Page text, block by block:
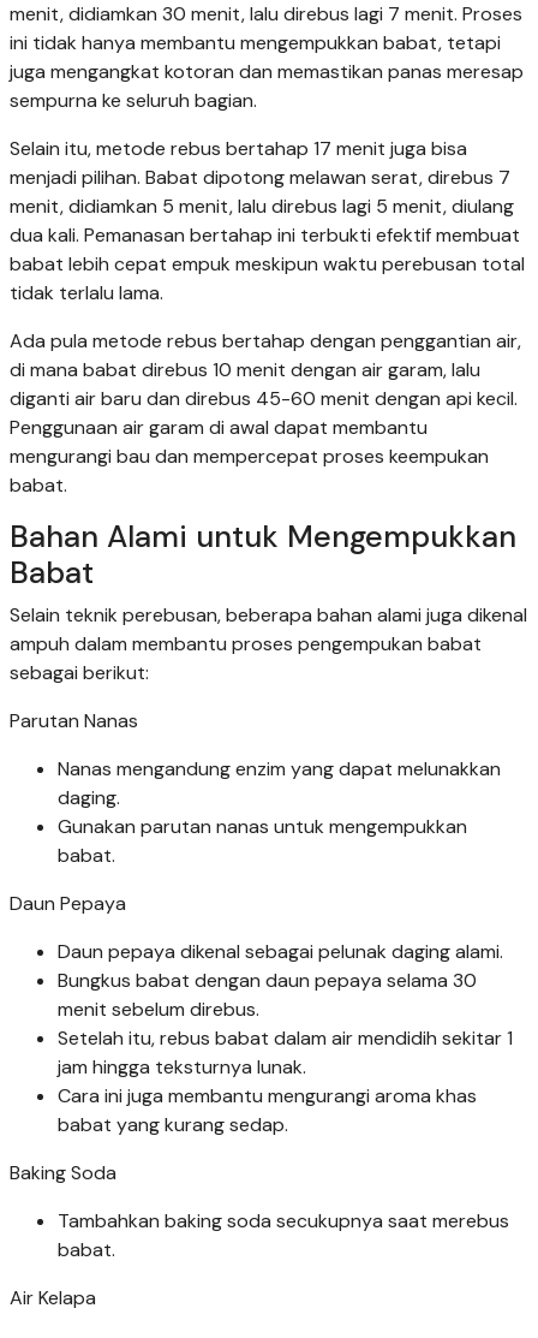
menit, didiamkan 30 menit, lalu direbus lagi 7 menit. Proses
ini tidak hanya membantu mengempukkan babat, tetapi
juga mengangkat kotoran dan memastikan panas meresap
sempurna ke seluruh bagian.
Selain itu, metode rebus bertahap 17 menit juga bisa
menjadi pilihan. Babat dipotong melawan serat, direbus 7
menit, didiamkan 5 menit, lalu direbus lagi 5 menit, diulang
dua kali. Pemanasan bertahap ini terbukti efektif membuat
babat lebih cepat empuk meskipun waktu perebusan total
tidak terlalu lama.
Ada pula metode rebus bertahap dengan penggantian air,
di mana babat direbus 10 menit dengan air garam, lalu
diganti air baru dan direbus 45-60 menit dengan api kecil.
Penggunaan air garam di awal dapat membantu
mengurangi bau dan mempercepat proses keempukan
babat.
Bahan Alami untuk Mengempukkan
Babat
Selain teknik perebusan, beberapa bahan alami juga dikenal
ampuh dalam membantu proses pengempukan babat
sebagai berikut:
Parutan Nanas
Nanas mengandung enzim yang dapat melunakkan
daging.
Gunakan parutan nanas untuk mengempukkan
babat.
Daun Pepaya
Daun pepaya dikenal sebagai pelunak daging alami.
Bungkus babat dengan daun pepaya selama 30
menit sebelum direbus.
Setelah itu, rebus babat dalam air mendidih sekitar 1
jam hingga teksturnya lunak.
Cara ini juga membantu mengurangi aroma khas
babat yang kurang sedap.
Baking Soda
Tambahkan baking soda secukupnya saat merebus
babat.
Air Kelapa